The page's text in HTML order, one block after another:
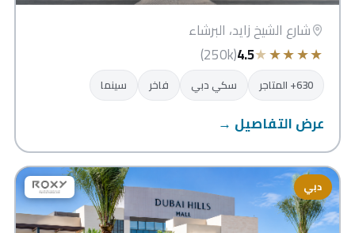
شارع الشيخ زايد، البرشاء
★
★
★
★
★
4.5
(250k)
630+ المتاجر سكي دبي فاخر سينما
عرض التفاصيل →
دبي